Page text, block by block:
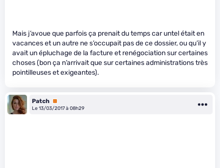
Mais j’avoue que parfois ça prenait du temps car untel était en
vacances et un autre ne s’occupait pas de ce dossier, ou qu’il y
avait un épluchage de la facture et renégociation sur certaines
choses (bon ça n’arrivait que sur certaines administrations très
pointilleuses et exigeantes).
Patch Premium
Le 13/03/2017 à 08h29